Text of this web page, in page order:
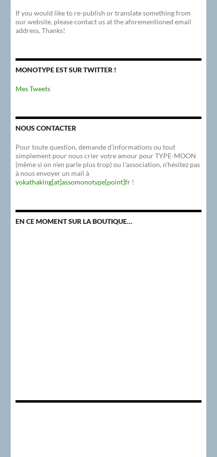
If you would like to re-publish or translate something from
our website, please contact us at the aforementioned email
address. Thanks!
MONOTYPE EST SUR TWITTER !
Mes Tweets
NOUS CONTACTER
Pour toute question, demande d’informations ou tout
simplement pour nous crier votre amour pour TYPE-MOON
(même si on n’en parle plus trop) ou l’association, n’hésitez pas
à nous envoyer un mail à
yokathaking[at]assomonotype[point]fr !
EN CE MOMENT SUR LA BOUTIQUE…